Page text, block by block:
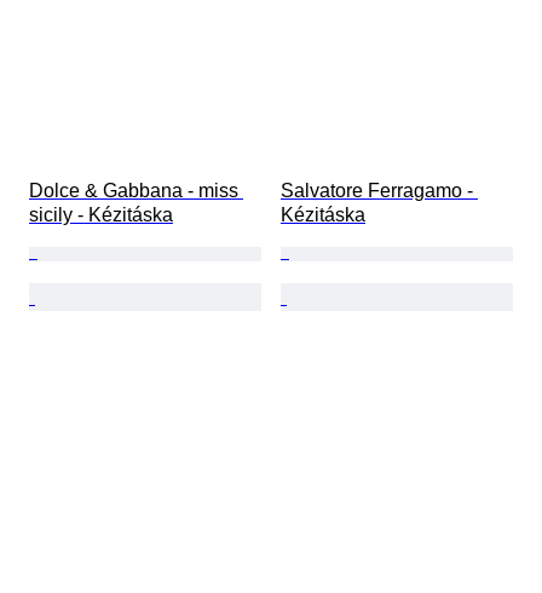
Dolce & Gabbana - miss
sicily - Kézitáska
Salvatore Ferragamo -
Kézitáska